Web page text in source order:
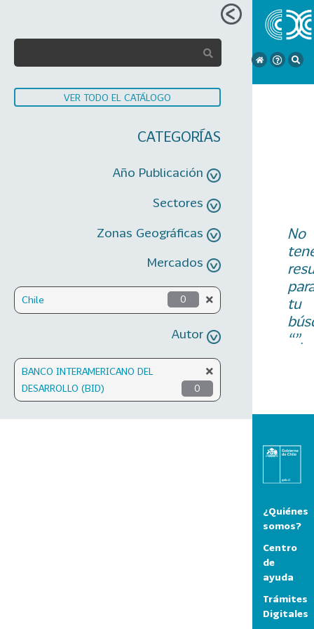
VER TODO EL CATÁLOGO
CATEGORÍAS
Año Publicación
Sectores
Zonas Geográficas
Mercados
Chile 0
Autor
BANCO INTERAMERICANO DEL
DESARROLLO (BID)
0
No
tu
“”.
¿Quiénes
somos?
Centro
de
ayuda
Trámites
Digitales